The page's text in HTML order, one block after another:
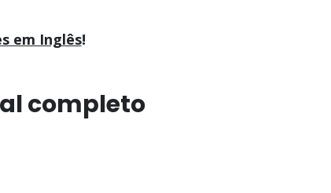
em Inglês!
completo